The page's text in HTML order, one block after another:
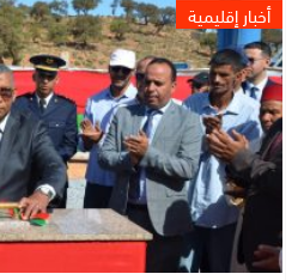
أخبار إقليمية